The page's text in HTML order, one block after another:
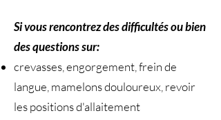
Si vous rencontrez des difficultés ou bien
des questions sur:
crevasses, engorgement, frein de
langue, mamelons douloureux, revoir
les positions d'allaitement